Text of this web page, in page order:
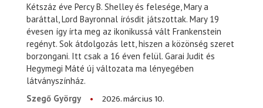
Kétszáz éve Percy B. Shelley és felesége, Mary a
baráttal, Lord Bayronnal írósdit játszottak. Mary 19
évesen így írta meg az ikonikussá vált Frankenstein
regényt. Sok átdolgozás lett, hiszen a közönség szeret
borzongani. Itt csak a 16 éven felül. Garai Judit és
Hegymegi Máté új változata ma lényegében
látványszínház.
Szegő György
2026. március 10.